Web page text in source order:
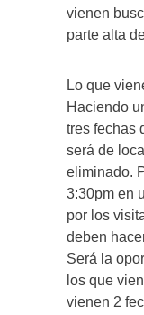
vienen
parte alta
Lo que
Haciendo
tres fechas
será de
eliminado.
3:30pm en
por los
deben
Será la
los que
vienen 2